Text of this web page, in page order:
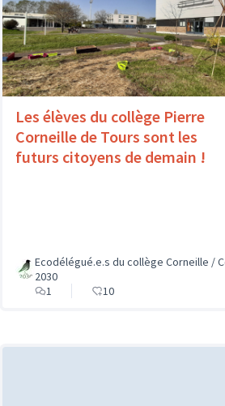
Les élèves du collège Pierre
Corneille de Tours sont les
futurs citoyens de demain !
Ecodélégué.e.s du collège Corneille /
2030
1
10